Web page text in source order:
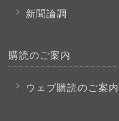
新聞論調
購読のご案内
ウェブ購読のご案内